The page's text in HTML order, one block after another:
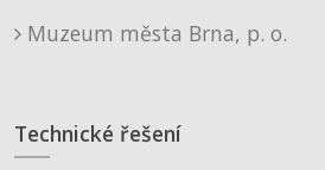
Muzeum města Brna, p. o.
Technické řešení